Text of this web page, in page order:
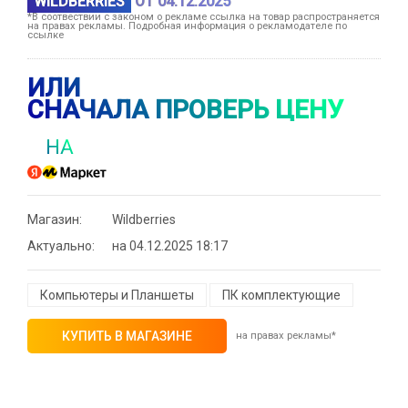
*В соотвествии с законом о рекламе ссылка на товар распространяется
на правах рекламы. Подробная информация о рекламодателе по
ссылке
ИЛИ
СНАЧАЛА ПРОВЕРЬ ЦЕНУ
НА
Магазин:
Wildberries
Актуально:
на 04.12.2025 18:17
Компьютеры и Планшеты ПК комплектующие
КУПИТЬ В МАГАЗИНЕ на правах рекламы*